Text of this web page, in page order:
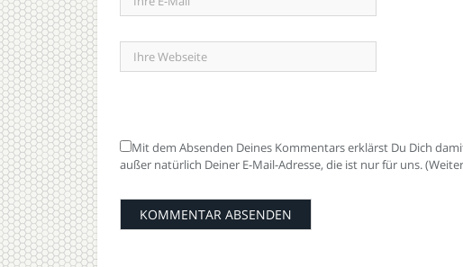
Mit dem Absenden Deines Kommentars erklärst Du Dich
außer natürlich Deiner E-Mail-Adresse, die ist nur für uns.